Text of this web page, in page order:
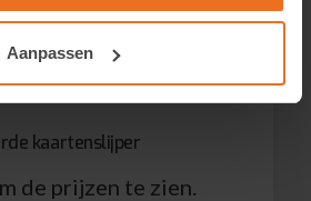
Aanpassen
kaartenslijper
de prijzen te zien.